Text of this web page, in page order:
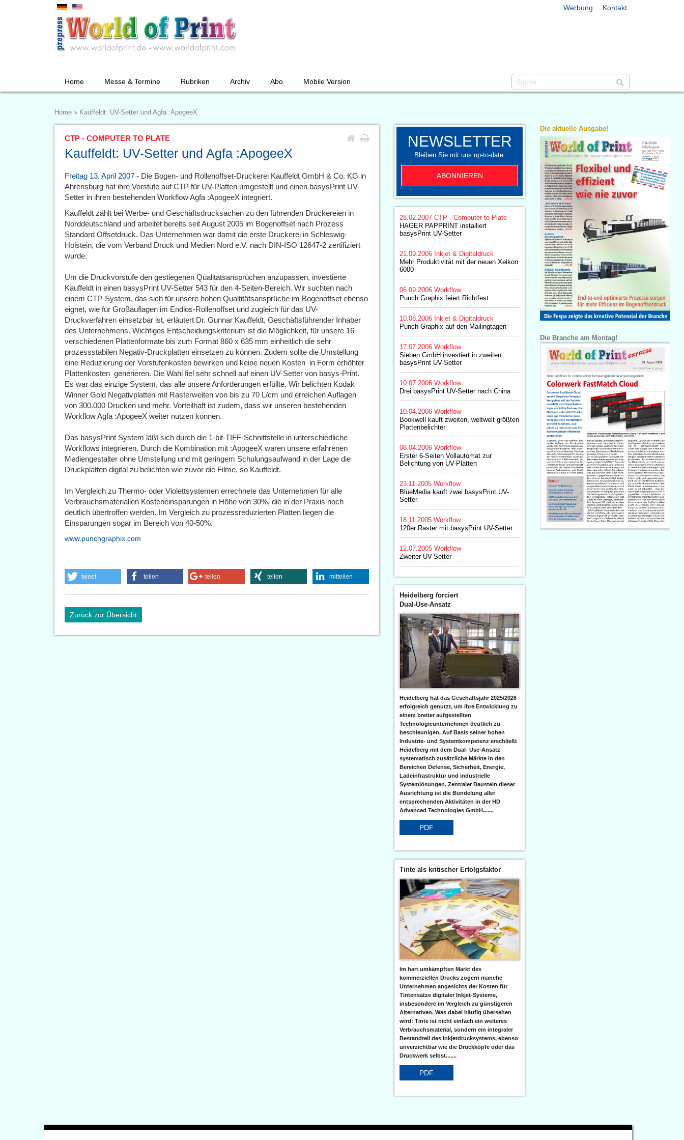
Werbung Kontakt
Home Messe & Termine Rubriken Archiv Abo Mobile Version
Home » Kauffeldt: UV-Setter und Agfa :ApogeeX
CTP - COMPUTER TO PLATE
Kauffeldt: UV-Setter und Agfa :ApogeeX
Freitag 13. April 2007 - Die Bogen- und Rollenoffset-Druckerei Kauffeldt GmbH & Co. KG in
Ahrensburg hat ihre Vorstufe auf CTP für UV-Platten umgestellt und einen basysPrint UV-
Setter in ihren bestehenden Workflow Agfa :ApogeeX integriert.
Kauffeldt zählt bei Werbe- und Geschäftsdrucksachen zu den führenden Druckereien in
Norddeutschland und arbeitet bereits seit August 2005 im Bogenoffset nach Prozess
Standard Offsetdruck. Das Unternehmen war damit die erste Druckerei in Schleswig-
Holstein, die vom Verband Druck und Medien Nord e.V. nach DIN-ISO 12647-2 zertifiziert
wurde.
Um die Druckvorstufe den gestiegenen Qualitätsansprüchen anzupassen, investierte
Kauffeldt in einen basysPrint UV-Setter 543 für den 4-Seiten-Bereich. Wir suchten nach
einem CTP-System, das sich für unsere hohen Qualtitätsansprüche im Bogenoffset ebenso
eignet, wie für Großauflagen im Endlos-Rollenoffset und zugleich für das UV-
Druckverfahren einsetzbar ist, erläutert Dr. Gunnar Kauffeldt, Geschäftsführender Inhaber
des Unternehmens. Wichtiges Entscheidungskriterium ist die Möglichkeit, für unsere 16
verschiedenen Plattenformate bis zum Format 860 x 635 mm einheitlich die sehr
prozessstabilen Negativ-Druckplatten einsetzen zu können. Zudem sollte die Umstellung
eine Reduzierung der Vorstufenkosten bewirken und keine neuen Kosten  in Form erhöhter
Plattenkosten  generieren. Die Wahl fiel sehr schnell auf einen UV-Setter von basys-Print.
Es war das einzige System, das alle unsere Anforderungen erfüllte. Wir belichten Kodak
Winner Gold Negativplatten mit Rasterweiten von bis zu 70 L/cm und erreichen Auflagen
von 300.000 Drucken und mehr. Vorteilhaft ist zudem, dass wir unseren bestehenden
Workflow Agfa :ApogeeX weiter nutzen können.
Das basysPrint System läßt sich durch die 1-bit-TIFF-Schnittstelle in unterschiedliche
Workflows integrieren. Durch die Kombination mit :ApogeeX waren unsere erfahrenen
Mediengestalter ohne Umstellung und mit geringem Schulungsaufwand in der Lage die
Druckplatten digital zu belichten wie zuvor die Filme, so Kauffeldt.
Im Vergleich zu Thermo- oder Violettsystemen errechnete das Unternehmen für alle
Verbrauchsmaterialien Kosteneinsparungen in Höhe von 30%, die in der Praxis noch
deutlich übertroffen werden. Im Vergleich zu prozessreduzierten Platten liegen die
Einsparungen sogar im Bereich von 40-50%.
www.punchgraphix.com
tweet teilen teilen teilen mitteilen
Zurück zur Übersicht
NEWSLETTER
Bleiben Sie mit uns up-to-date.
ABONNIEREN
28.02.2007 CTP - Computer to Plate
HAGER PAPPRINT installiert
basysPrint UV-Setter
21.09.2006 Inkjet & Digitaldruck
Mehr Produktivität mit der neuen Xeikon
6000
06.09.2006 Workflow
Punch Graphix feiert Richtfest
10.08.2006 Inkjet & Digitaldruck
Punch Graphix auf den Mailingtagen
17.07.2006 Workflow
Sieben GmbH investiert in zweiten
basysPrint UV-Setter
10.07.2006 Workflow
Drei basysPrint UV-Setter nach China
10.04.2006 Workflow
Bookwell kauft zweiten, weltweit größten
Plattenbelichter
08.04.2006 Workflow
Erster 6-Seiten Vollautomat zur
Belichtung von UV-Platten
23.11.2005 Workflow
BlueMedia kauft zwei basysPrint UV-
Setter
18.11.2005 Workflow
120er Raster mit basysPrint UV-Setter
12.07.2005 Workflow
Zweiter UV-Setter
Heidelberg forciert
Dual-Use-Ansatz
Heidelberg hat das Geschäftsjahr 2025/2026
erfolgreich genutzt, um ihre Entwicklung zu
einem breiter aufgestellten
Technologieunternehmen deutlich zu
beschleunigen. Auf Basis seiner hohen
Industrie- und Systemkompetenz erschließt
Heidelberg mit dem Dual- Use-Ansatz
systematisch zusätzliche Märkte in den
Bereichen Defense, Sicherheit, Energie,
Ladeinfrastruktur und industrielle
Systemlösungen. Zentraler Baustein dieser
Ausrichtung ist die Bündelung aller
entsprechenden Aktivitäten in der HD
Advanced Technologies GmbH.......
PDF
Tinte als kritischer Erfolgsfaktor
Im hart umkämpften Markt des
kommerziellen Drucks zögern manche
Unternehmen angesichts der Kosten für
Tintensätze digitaler Inkjet-Systeme,
insbesondere im Vergleich zu günstigeren
Alternativen. Was dabei häufig übersehen
wird: Tinte ist nicht einfach ein weiteres
Verbrauchsmaterial, sondern ein integraler
Bestandteil des Inkjetdrucksystems, ebenso
unverzichtbar wie die Druckköpfe oder das
Druckwerk selbst.......
PDF
Die aktuelle Ausgabe!
Die Branche am Montag!